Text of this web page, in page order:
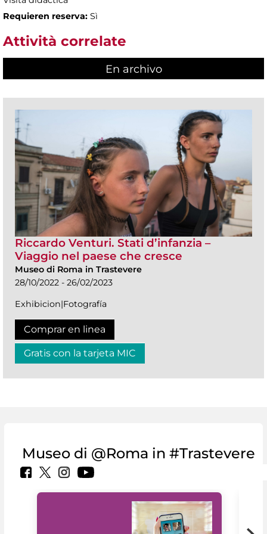
Requieren reserva: Sì
Attività correlate
En archivo
Riccardo Venturi. Stati d’infanzia –
Viaggio nel paese che cresce
Museo di Roma in Trastevere
28/10/2022 - 26/02/2023
Exhibicion|Fotografía
Comprar en linea
Gratis con la tarjeta MIC
Museo di @Roma in #Trastevere